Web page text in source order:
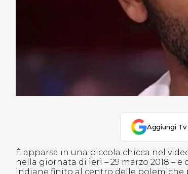
Aggiungi
È apparsa in una piccola chicca nel
nella giornata di ieri – 29 marzo 2018 –
indiane finito al centro delle polemiche